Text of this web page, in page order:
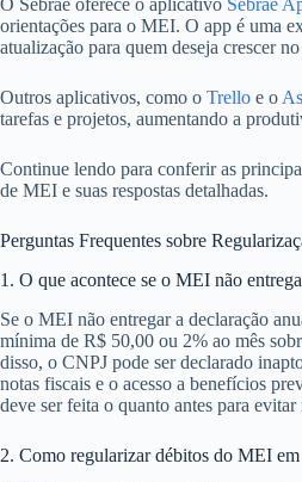
O Sebrae oferece o aplicativo Sebrae
orientações para o MEI. O app é uma
atualização para quem deseja crescer
Outros aplicativos, como o Trello e o
tarefas e projetos, aumentando a
Continue lendo para conferir as
de MEI e suas respostas detalhadas.
Perguntas Frequentes sobre
1. O que acontece se o MEI não
Se o MEI não entregar a declaração
mínima de R$ 50,00 ou 2% ao mês
disso, o CNPJ pode ser declarado
notas fiscais e o acesso a benefícios
deve ser feita o quanto antes para
2. Como regularizar débitos do MEI em